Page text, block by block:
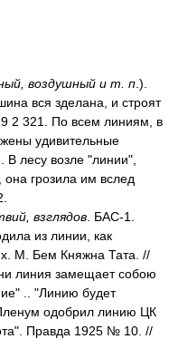
воздушный и т. п .).
вся зделана, и строят
2 321. По всем линиям, в
удивительные
лесу возле "линии",
она грозила им вслед
взглядов . БАС-1.
из линии, как
М. Бем Княжна Тата. //
линия замещает собою
.. "Линию будет
одобрил линию ЦК
Правда 1925 № 10. //